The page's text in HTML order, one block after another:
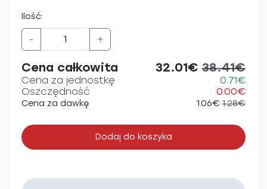
Ilość:
- +
Cena całkowita 32.01€ 38.41€
Cena za jednostkę
0.71€
Oszczędność
0.00€
Cena za dawkę 1.06€ 1.28€
Dodaj do koszyka